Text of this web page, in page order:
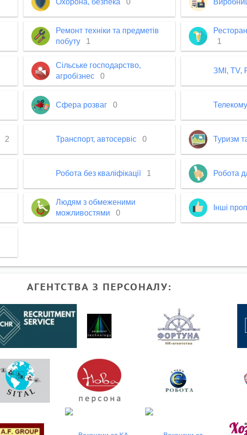
Охорона, безпека 0
Ремонт техніки та предметів
побуту
1
1
Сільське господарство,
агробізнес
0
ЗМІ, TV,
Сфера розваг 0
2 Транспорт, автосервіс 0 Туризм
Робота без кваліфікації 1 Робота
Людям з обмеженими
можливостями
0
Інші
АГЕНТСТВА З ПЕРСОНАЛУ: